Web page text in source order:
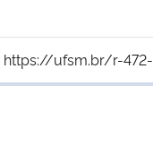
https://ufsm.br/r-